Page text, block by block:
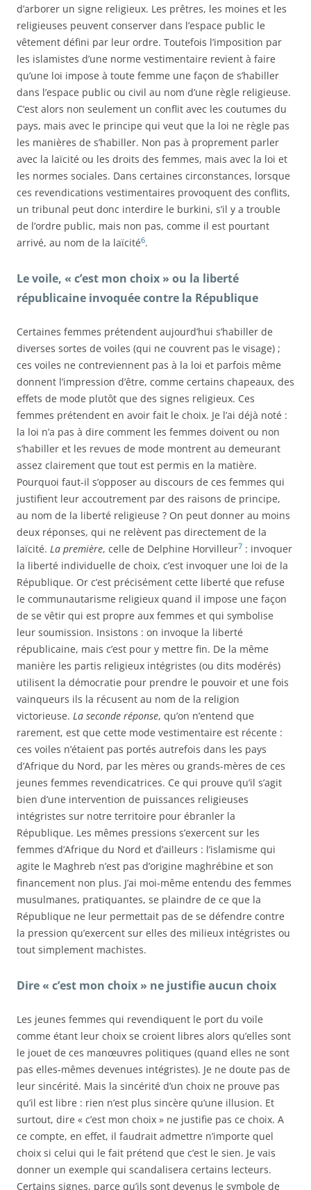
d’arborer un signe religieux. Les prêtres, les moines et les
religieuses peuvent conserver dans l’espace public le
vêtement défini par leur ordre. Toutefois l’imposition par
les islamistes d’une norme vestimentaire revient à faire
qu’une loi impose à toute femme une façon de s’habiller
dans l’espace public ou civil au nom d’une règle religieuse.
C’est alors non seulement un conflit avec les coutumes du
pays, mais avec le principe qui veut que la loi ne règle pas
les manières de s’habiller. Non pas à proprement parler
avec la laïcité ou les droits des femmes, mais avec la loi et
les normes sociales. Dans certaines circonstances, lorsque
ces revendications vestimentaires provoquent des conflits,
un tribunal peut donc interdire le burkini, s’il y a trouble
de l’ordre public, mais non pas, comme il est pourtant
arrivé, au nom de la laïcité6.
Le voile, « c’est mon choix » ou la liberté
républicaine invoquée contre la République
Certaines femmes prétendent aujourd’hui s’habiller de
diverses sortes de voiles (qui ne couvrent pas le visage) ;
ces voiles ne contreviennent pas à la loi et parfois même
donnent l’impression d’être, comme certains chapeaux, des
effets de mode plutôt que des signes religieux. Ces
femmes prétendent en avoir fait le choix. Je l’ai déjà noté :
la loi n’a pas à dire comment les femmes doivent ou non
s’habiller et les revues de mode montrent au demeurant
assez clairement que tout est permis en la matière.
Pourquoi faut-il s’opposer au discours de ces femmes qui
justifient leur accoutrement par des raisons de principe,
au nom de la liberté religieuse ? On peut donner au moins
deux réponses, qui ne relèvent pas directement de la
laïcité. La première, celle de Delphine Horvilleur7 : invoquer
la liberté individuelle de choix, c’est invoquer une loi de la
République. Or c’est précisément cette liberté que refuse
le communautarisme religieux quand il impose une façon
de se vêtir qui est propre aux femmes et qui symbolise
leur soumission. Insistons : on invoque la liberté
républicaine, mais c’est pour y mettre fin. De la même
manière les partis religieux intégristes (ou dits modérés)
utilisent la démocratie pour prendre le pouvoir et une fois
vainqueurs ils la récusent au nom de la religion
victorieuse. La seconde réponse, qu’on n’entend que
rarement, est que cette mode vestimentaire est récente :
ces voiles n’étaient pas portés autrefois dans les pays
d’Afrique du Nord, par les mères ou grands-mères de ces
jeunes femmes revendicatrices. Ce qui prouve qu’il s’agit
bien d’une intervention de puissances religieuses
intégristes sur notre territoire pour ébranler la
République. Les mêmes pressions s’exercent sur les
femmes d’Afrique du Nord et d’ailleurs : l’islamisme qui
agite le Maghreb n’est pas d’origine maghrébine et son
financement non plus. J’ai moi-même entendu des femmes
musulmanes, pratiquantes, se plaindre de ce que la
République ne leur permettait pas de se défendre contre
la pression qu’exercent sur elles des milieux intégristes ou
tout simplement machistes.
Dire « c’est mon choix » ne justifie aucun choix
Les jeunes femmes qui revendiquent le port du voile
comme étant leur choix se croient libres alors qu’elles sont
le jouet de ces manœuvres politiques (quand elles ne sont
pas elles-mêmes devenues intégristes). Je ne doute pas de
leur sincérité. Mais la sincérité d’un choix ne prouve pas
qu’il est libre : rien n’est plus sincère qu’une illusion. Et
surtout, dire « c’est mon choix » ne justifie pas ce choix. A
ce compte, en effet, il faudrait admettre n’importe quel
choix si celui qui le fait prétend que c’est le sien. Je vais
donner un exemple qui scandalisera certains lecteurs.
Certains signes, parce qu’ils sont devenus le symbole de